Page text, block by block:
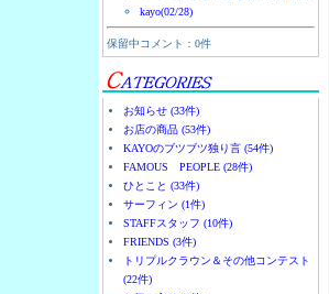
kayo(02/28)
保留中コメント：0件
お知らせ (33件)
お店の商品 (53件)
KAYOのブツブツ独り言 (54件)
FAMOUS PEOPLE (28件)
ひとこと (33件)
サーフィン (1件)
STAFFスタッフ (10件)
FRIENDS (3件)
トリプルクラウン＆その他コンテスト
(22件)